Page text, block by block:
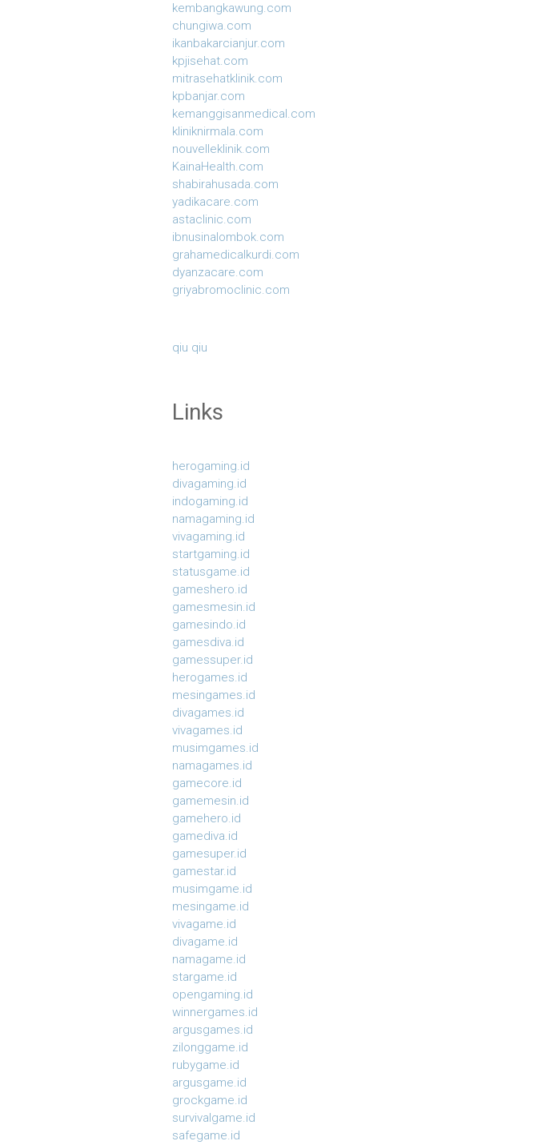
kembangkawung.com
chungiwa.com
ikanbakarcianjur.com
kpjisehat.com
mitrasehatklinik.com
kpbanjar.com
kemanggisanmedical.com
kliniknirmala.com
nouvelleklinik.com
KainaHealth.com
shabirahusada.com
yadikacare.com
astaclinic.com
ibnusinalombok.com
grahamedicalkurdi.com
dyanzacare.com
griyabromoclinic.com
qiu qiu
Links
herogaming.id
divagaming.id
indogaming.id
namagaming.id
vivagaming.id
startgaming.id
statusgame.id
gameshero.id
gamesmesin.id
gamesindo.id
gamesdiva.id
gamessuper.id
herogames.id
mesingames.id
divagames.id
vivagames.id
musimgames.id
namagames.id
gamecore.id
gamemesin.id
gamehero.id
gamediva.id
gamesuper.id
gamestar.id
musimgame.id
mesingame.id
vivagame.id
divagame.id
namagame.id
stargame.id
opengaming.id
winnergames.id
argusgames.id
zilonggame.id
rubygame.id
argusgame.id
grockgame.id
survivalgame.id
safegame.id